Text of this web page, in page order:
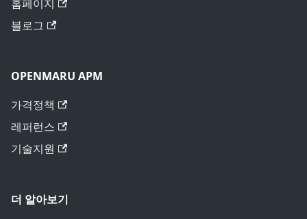
홈페이지
블로그
OPENMARU APM
가격정책
레퍼런스
기술지원
더 알아보기